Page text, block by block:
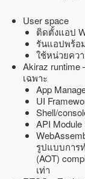
User space
ติดตั้งแอป
รันแอปพร้อ
ใช้หน่วยคว
Akiraz
เฉพาะ
App
UI
Shell/
API
รูปแบบการ
(AOT)
เท่า